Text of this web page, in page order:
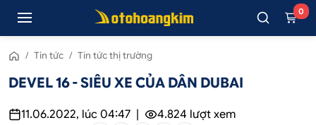
0
/ Tin tức / Tin tức thị trường
DEVEL 16 - SIÊU XE CỦA DÂN DUBAI
11.06.2022, lúc 04:47 4.824 lượt xem